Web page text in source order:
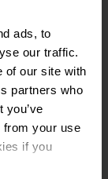
ads, to
our traffic.
of our site with
partners who
you’ve
from your use
if you
na
abordagens
disso é
Customer
elétrica
planejamento
e uma rede